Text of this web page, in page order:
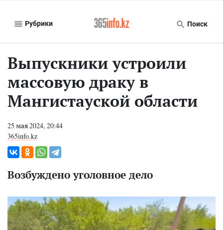
Рубрики Поиск
Выпускники устроили
массовую драку в
Мангистауской области
25 мая 2024, 20:44
365info.kz
Возбуждено уголовное дело